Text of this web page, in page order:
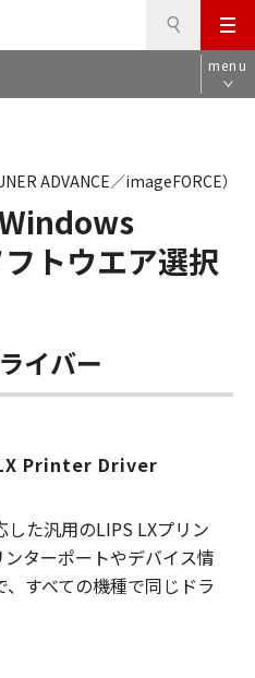
メ
ニ
ュ
menu
トウエア選択
ADVANCE／imageFORCE）
イバー
Printer Driver
た汎用のLIPS LXプリン
ターポートやデバイス情
すべての機種で同じドラ